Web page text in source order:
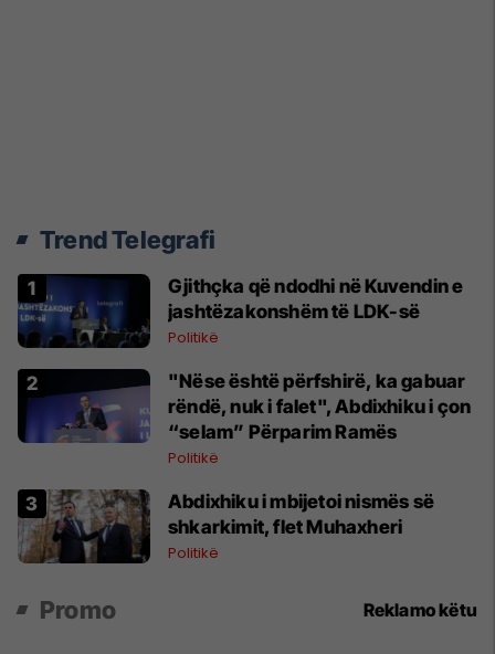
Trend Telegrafi
Gjithçka që ndodhi në Kuvendin e
jashtëzakonshëm të LDK-së
Politikë
"Nëse është përfshirë, ka gabuar
rëndë, nuk i falet", Abdixhiku i çon
“selam” Përparim Ramës
Politikë
Abdixhiku i mbijetoi nismës së
shkarkimit, flet Muhaxheri
Politikë
Promo Reklamo këtu